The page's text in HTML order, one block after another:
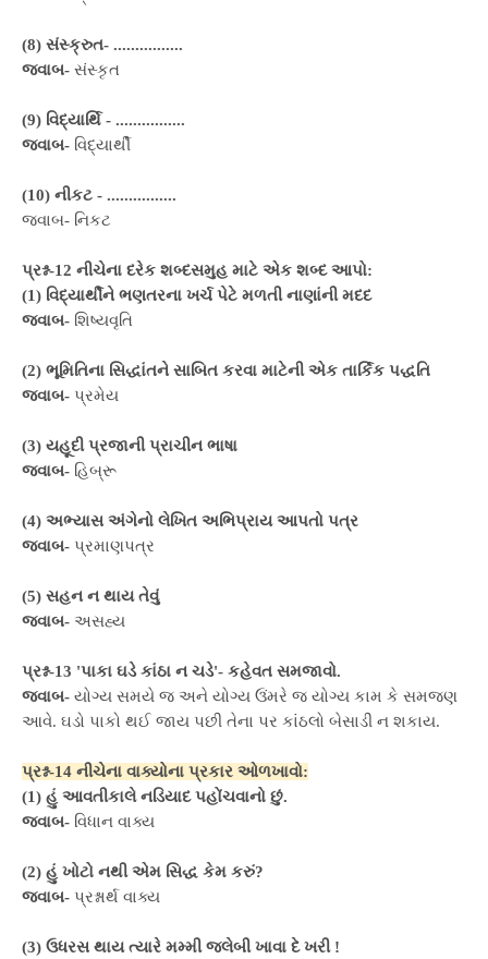
(8) સંસ્ક્રુત- ................
જવાબ- સંસ્કૃત
(9) વિદ્યાર્થિ - ................
જવાબ- વિદ્યાર્થી
(10) નીકટ - ................
જવાબ- નિકટ
પ્રશ્ન-12 નીચેના દરેક શબ્દસમુહ માટે એક શબ્દ આપો:
(1) વિદ્યાર્થીને ભણતરના ખર્ચ પેટે મળતી નાણાંની મદદ
જવાબ- શિષ્યવૃતિ
(2) ભૂમિતિના સિદ્ધાંતને સાબિત કરવા માટેની એક તાર્કિક પદ્ધતિ
જવાબ- પ્રમેય
(3) યહૂદી પ્રજાની પ્રાચીન ભાષા
જવાબ- હિબ્રૂ
(4) અભ્યાસ અંગેનો લેખિત અભિપ્રાય આપતો પત્ર
જવાબ- પ્રમાણપત્ર
(5) સહન ન થાય તેવું
જવાબ- અસહ્ય
પ્રશ્ન-13 'પાકા ઘડે કાંઠા ન ચડે'- કહેવત સમજાવો.
જવાબ- યોગ્ય સમયે જ અને યોગ્ય ઉંમરે જ યોગ્ય કામ કે સમજણ
આવે. ઘડો પાકો થઈ જાય પછી તેના પર કાંઠલો બેસાડી ન શકાય.
પ્રશ્ન-14 નીચેના વાક્યોના પ્રકાર ઓળખાવો:
(1) હું આવતીકાલે નડિયાદ પહોંચવાનો છું.
જવાબ- વિધાન વાક્ય
(2) હું ખોટો નથી એમ સિદ્ધ કેમ કરું?
જવાબ- પ્રશ્નાર્થ વાક્ય
(3) ઉધરસ થાય ત્યારે મમ્મી જલેબી ખાવા દે ખરી !